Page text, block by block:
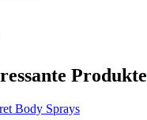
Produkte
Body Sprays